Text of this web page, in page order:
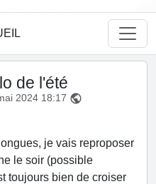
de l'été
2024 18:17 public
je vais reproposer
le soir (possible
toujours bien de croiser